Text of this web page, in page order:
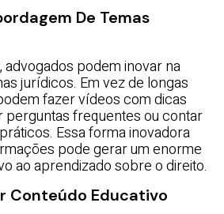
De Temas
advogados podem inovar na
jurídicos. Em vez de longas
fazer vídeos com dicas
perguntas frequentes ou contar
Essa forma inovadora
pode gerar um enorme
ao aprendizado sobre o direito.
Conteúdo Educativo